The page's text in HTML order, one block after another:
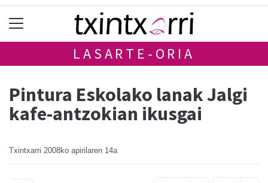
LASARTE-ORIA
Pintura Eskolako lanak Jalgi
kafe-antzokian ikusgai
Txintxarri 2008ko apirilaren 14a